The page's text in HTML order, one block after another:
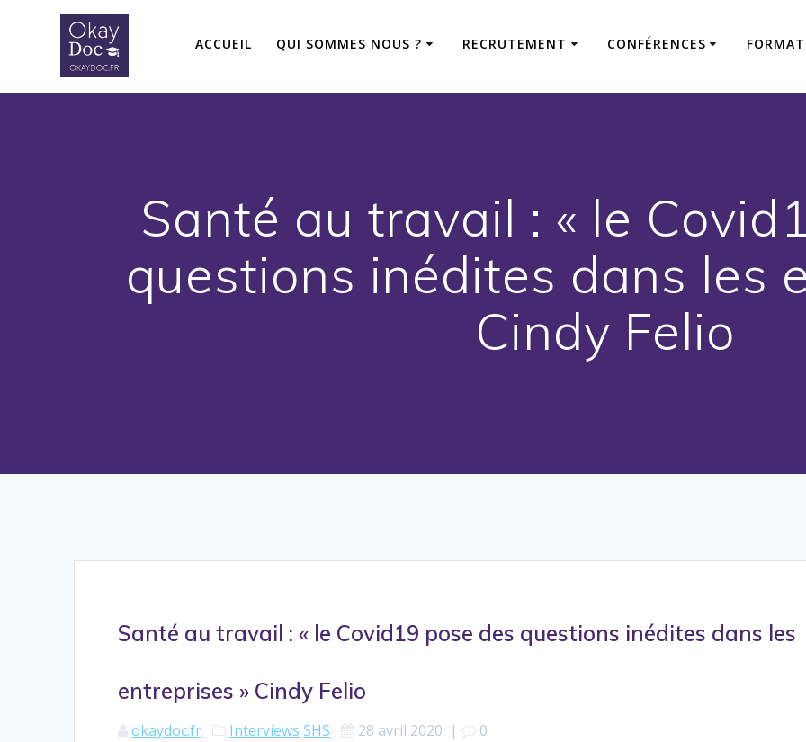
ACCUEIL QUI SOMMES NOUS ? RECRUTEMENT CONFÉRENCES
Santé au travail : « le
questions inédites dans les
Cindy Felio
Santé au travail : « le Covid19 pose des questions inédites dans les
entreprises » Cindy Felio
okaydoc.fr Interviews SHS 28 avril 2020 | 0